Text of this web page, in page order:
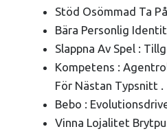
Stöd Osömmad Ta
Bära Personlig
Slappna Av Spel :
Kompetens :
För Nästan Typsnitt .
Bebo :
Vinna Lojalitet